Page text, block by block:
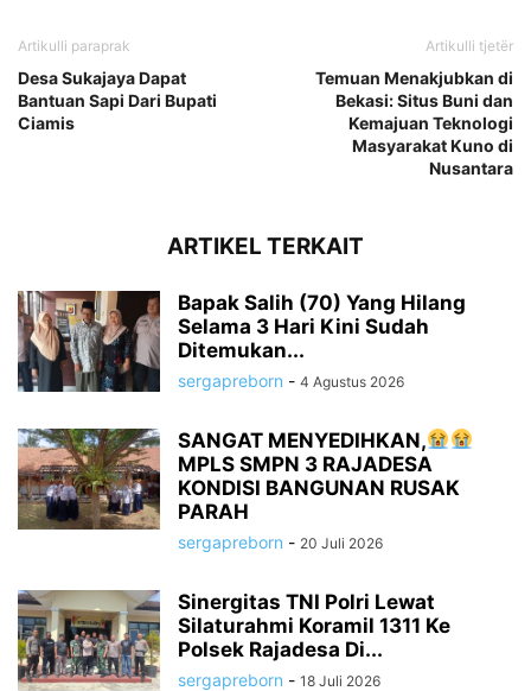
Artikulli paraprak
Desa Sukajaya Dapat
Bantuan Sapi Dari Bupati
Ciamis
Artikulli tjetër
Temuan Menakjubkan di
Bekasi: Situs Buni dan
Kemajuan Teknologi
Masyarakat Kuno di
Nusantara
ARTIKEL TERKAIT
Bapak Salih (70) Yang Hilang
Selama 3 Hari Kini Sudah
Ditemukan...
sergapreborn - 4 Agustus 2026
SANGAT MENYEDIHKAN,
MPLS SMPN 3 RAJADESA
KONDISI BANGUNAN RUSAK
PARAH
sergapreborn - 20 Juli 2026
Sinergitas TNI Polri Lewat
Silaturahmi Koramil 1311 Ke
Polsek Rajadesa Di...
sergapreborn - 18 Juli 2026